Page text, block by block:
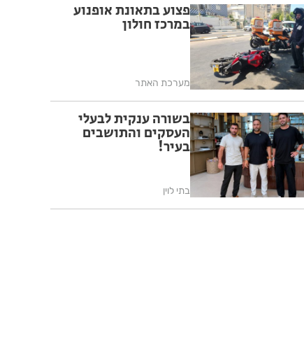
פצוע בתאונת אופנוע
במרכז חולון
מערכת האתר
בשורה ענקית לבעלי
העסקים והתושבים
בעיר!
בתי לוין